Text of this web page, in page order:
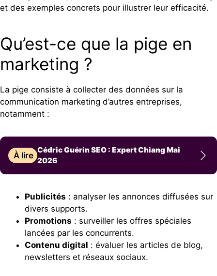
et des exemples concrets pour illustrer leur efficacité.
Qu’est-ce que la pige en
marketing ?
La pige consiste à collecter des données sur la
communication marketing d’autres entreprises,
notamment :
À lire
Cédric Guérin SEO : Expert Chiang Mai
2026
Publicités : analyser les annonces diffusées sur
divers supports.
Promotions : surveiller les offres spéciales
lancées par les concurrents.
Contenu digital : évaluer les articles de blog,
newsletters et réseaux sociaux.